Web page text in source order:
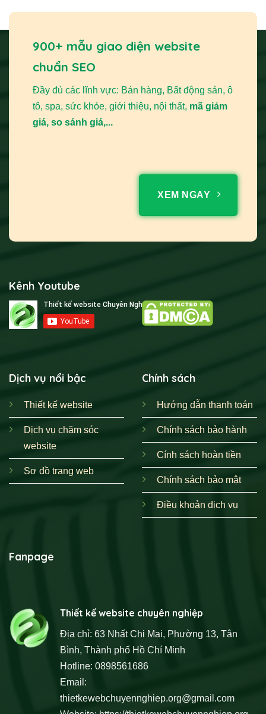
900+ mẫu giao diện website
chuẩn SEO
Đầy đủ các lĩnh vực: Bán hàng, Bất động sản, ô
tô, spa, sức khỏe, giới thiệu, nội thất, mã giảm
giá, so sánh giá,...
XEM NGAY
Kênh Youtube
Dịch vụ nổi bậc
Thiết kế website
Dịch vụ chăm sóc
website
Sơ đồ trang web
Chính sách
Hướng dẫn thanh toán
Chính sách bảo hành
Cính sách hoàn tiền
Chính sách bảo mật
Điều khoản dịch vụ
Fanpage
Thiết kế website chuyên nghiệp
Địa chỉ: 63 Nhất Chi Mai, Phường 13, Tân
Bình, Thành phố Hồ Chí Minh
Hotline: 0898561686
Email:
thietkewebchuyennghiep.org@gmail.com